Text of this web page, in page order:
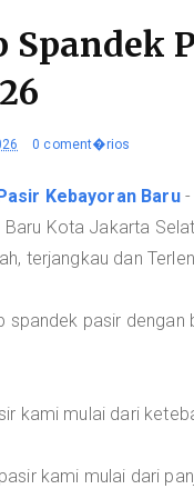
Spandek
0 coment�rios
Kebayoran Baru-
Kota Jakarta
terjangkau dan
spandek pasir
kami mulai dari
kami mulai dari